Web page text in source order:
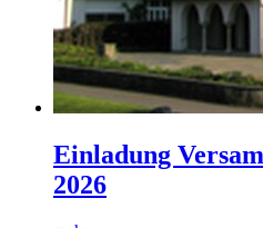
Einladung
2026